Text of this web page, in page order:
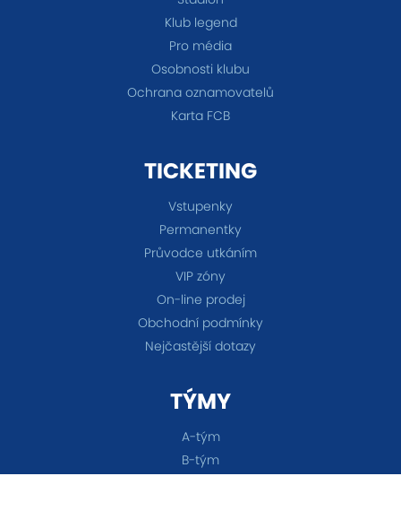
Klub legend
Pro média
Osobnosti klubu
Ochrana oznamovatelů
Karta FCB
TICKETING
Vstupenky
Permanentky
Průvodce utkáním
VIP zóny
On-line prodej
Obchodní podmínky
Nejčastější dotazy
TÝMY
A-tým
B-tým